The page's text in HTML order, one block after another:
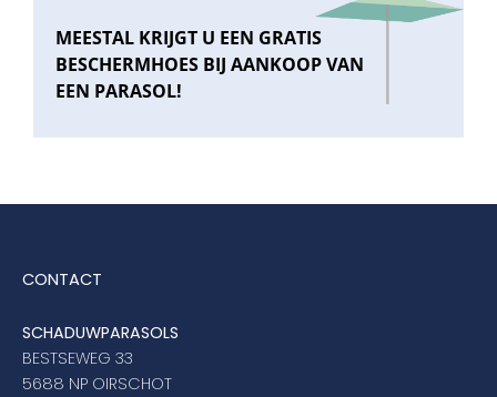
MEESTAL KRIJGT U EEN GRATIS
BESCHERMHOES BIJ AANKOOP VAN
EEN PARASOL!
CONTACT
SCHADUWPARASOLS
BESTSEWEG 33
5688 NP OIRSCHOT